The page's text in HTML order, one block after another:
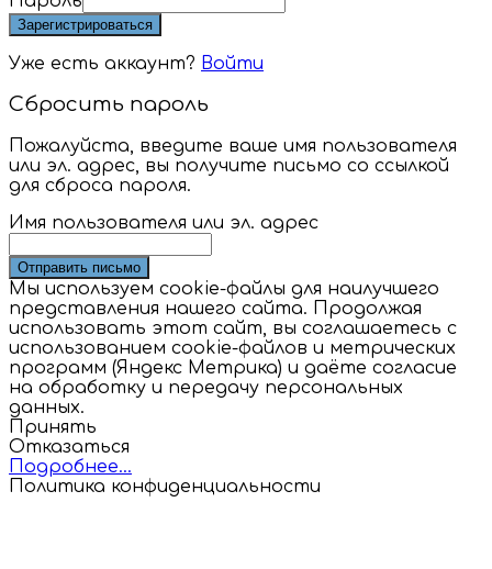
Зарегистрироваться
Уже есть аккаунт? Войти
Сбросить пароль
Пожалуйста, введите ваше имя пользователя
или эл. адрес, вы получите письмо со ссылкой
для сброса пароля.
Имя пользователя или эл. адрес
Отправить письмо
Мы используем cookie-файлы для наилучшего
представления нашего сайта. Продолжая
использовать этот сайт, вы соглашаетесь с
использованием cookie-файлов и метрических
программ (Яндекс Метрика) и даёте согласие
на обработку и передачу персональных
данных.
Принять
Отказаться
Подробнее…
Политика конфиденциальности